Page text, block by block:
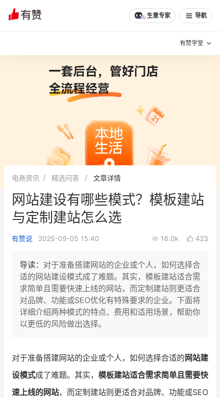
生意专家 导航
有赞学堂
增长方法
有赞专家说
新零售最佳实践
面对面聊增长
新零售大会 新零售茶会
增长产品指南
智库 产品场景库
产品更新动态
品牌消费观 行业报告
新零售资讯
文章 问诊 分享
电商资讯 精选问答 文章详情
网站建设有哪些模式？模板建站
与定制建站怎么选
有赞说 2025-09-05 15:40 16.0k 423
导读： 对于准备搭建网站的企业或个人，如何选择合
适的网站建设模式成了难题。其实，模板建站适合需
求简单且需要快速上线的网站，而定制建站则更适合
对品牌、功能或SEO优化有特殊要求的企业。下面将
详细介绍两种模式的特点、费用和适用场景，帮助你
以更低的风险做出选择。
对于准备搭建网站的企业或个人，如何选择合适的 网站建
设模式成了难题。其实， 模板建站适合需求简单且需要快
速上线的网站，而定制建站则更适合对品牌、功能或SEO